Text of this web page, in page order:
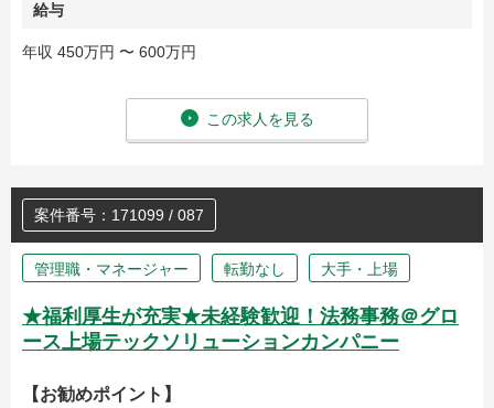
給与
年収 450万円 〜 600万円
この求人を見る
案件番号：171099 / 087
管理職・マネージャー 転勤なし 大手・上場
★福利厚生が充実★未経験歓迎！法務事務＠グロ
ース上場テックソリューションカンパニー
【お勧めポイント】